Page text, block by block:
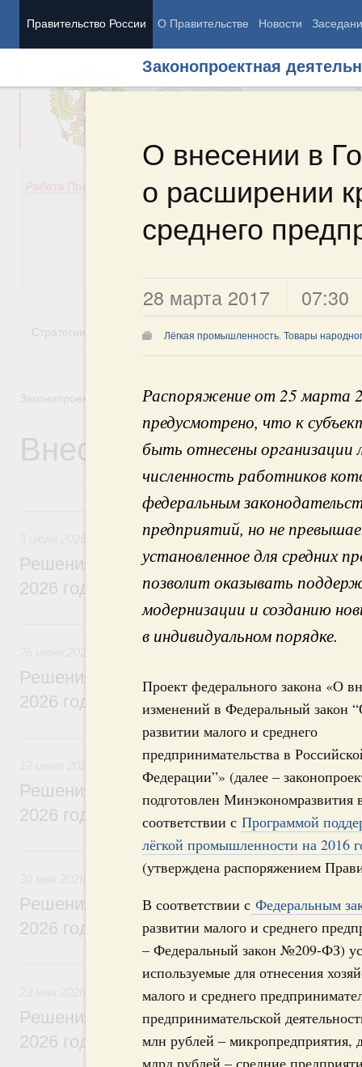
Правительство России О Правительстве Новости
Законопроектная
О внесении в
о расширении
среднего
28 марта 2017 07:30
Лёгкая промышленность. Товары
Распоряжение от 25 марта
предусмотрено, что к
быть отнесены организации
численность работников
федеральным
предприятий, но не
установленное для средних
позволит оказывать
модернизации и созданию
в индивидуальном порядке.
Проект федерального закона «О
изменений в Федеральный закон
развитии малого и среднего
предпринимательства в
Федерации”» (далее –
подготовлен Минэкономразвития
соответствии с Программой
лёгкой промышленности на 2016
(утверждена распоряжением
В соответствии с Федеральным
развитии малого и среднего
– Федеральный закон №209-ФЗ)
используемые для отнесения
малого и среднего
предпринимательской
млн рублей – микропредприятия,
млрд рублей – средние
Председатель Правительства
Вице-премьеры
Работа Правительства
Демография
Здоровье
Культура
Стратегии Государственные программы
Законопроектная деятельность
Внесение
3 июля, пятница
Решения, принятые на заседании
2026 года
26 июня, пятница
Решения, принятые на заседании
2026 года
12 июня, пятница
Решения, принятые на заседании
2026 года
30 мая, суббота
Решения, принятые на заседании
2026 года
Решения, принятые на заседании
2026 года